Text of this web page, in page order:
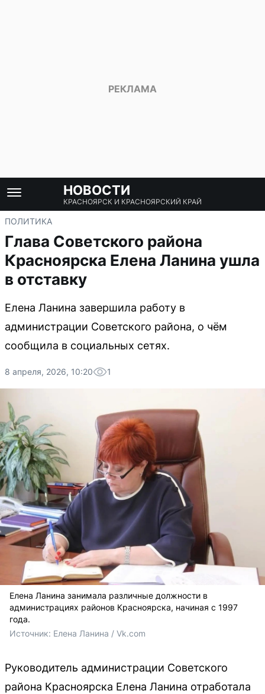
НОВОСТИ
КРАСНОЯРСК И КРАСНОЯРСКИЙ КРАЙ
ПОЛИТИКА
Глава Советского района
Красноярска Елена Ланина ушла
в отставку
Елена Ланина завершила работу в
администрации Советского района, о чём
сообщила в социальных сетях.
8 апреля, 2026, 10:20 1
Елена Ланина занимала различные должности в
администрациях районов Красноярска, начиная с 1997
года.
Источник: Елена Ланина / Vk.com
Руководитель администрации Советского
района Красноярска Елена Ланина отработала